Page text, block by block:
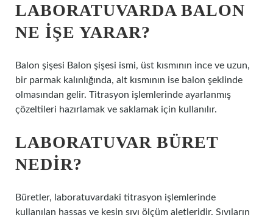
LABORATUVARDA BALON
NE IŞE YARAR?
Balon şişesi Balon şişesi ismi, üst kısmının ince ve uzun,
bir parmak kalınlığında, alt kısmının ise balon şeklinde
olmasından gelir. Titrasyon işlemlerinde ayarlanmış
çözeltileri hazırlamak ve saklamak için kullanılır.
LABORATUVAR BÜRET
NEDIR?
Büretler, laboratuvardaki titrasyon işlemlerinde
kullanılan hassas ve kesin sıvı ölçüm aletleridir. Sıvıların